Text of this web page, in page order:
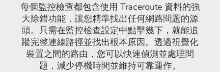
每個監控檢查都包含使用 Traceroute 資料的強
大除錯功能，讓您精準找出任何網路問題的源
頭。只需在監控檢查設定中點擊幾下，就能追
蹤完整連線路徑並找出根本原因。透過視覺化
裝置之間的路由，您可以快速偵測並處理問
題，減少停機時間並維持可靠運作。